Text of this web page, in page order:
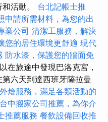
活動。 台北記帳士推
申請所需材料，為您的出
業公司 清潔工服務，解決
您的居住環境更舒適 現代
防水漆，保護您的牆面免
在旅途中發現巴洛克宮，
六天到達西班牙薩拉曼
燴服務，滿足各類活動的
台中搬家公司推薦，為你介
推薦服務 餐飲設備回收推